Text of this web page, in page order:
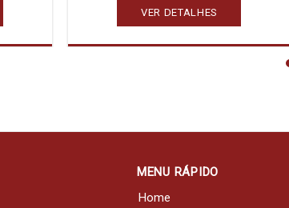
VER DETALHES
MENU RÁPIDO
Home